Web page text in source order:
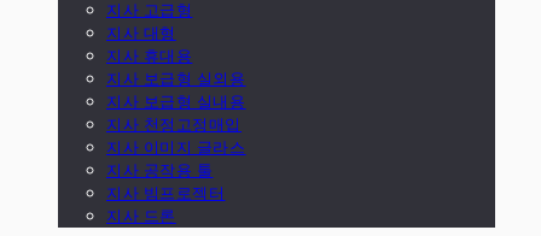
지사 고급형
지사 대형
지사 휴대용
지사 보급형 실외용
지사 보급형 실내용
지사 천정고정매입
지사 이미지 글라스
지사 공작용 툴
지사 빔프로젝터
지사 드론